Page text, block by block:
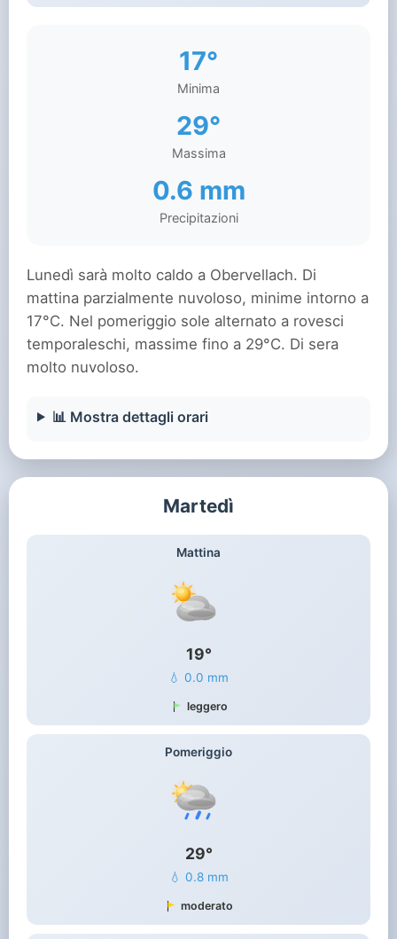
17°
Minima
29°
Massima
0.6 mm
Precipitazioni
Lunedì sarà molto caldo a Obervellach. Di
mattina parzialmente nuvoloso, minime intorno a
17°C. Nel pomeriggio sole alternato a rovesci
temporaleschi, massime fino a 29°C. Di sera
molto nuvoloso.
📊 Mostra dettagli orari
Martedì
Mattina
19°
💧 0.0 mm
leggero
Pomeriggio
29°
💧 0.8 mm
moderato